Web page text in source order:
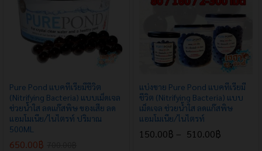
Pure Pond แบคทีเรียมีชีวิต
(Nitrifying Bacteria) แบบเม็ดเจล
ช่วยน้ำใส ลดแก๊สพิษ ของเสีย ลด
แอมโมเนีย/ไนไตรท์ ปริมาณ
500ML
650.00฿
แบ่งขาย Pure Pond แบคทีเรียมี
ชีวิต (Nitrifying Bacteria) แบบ
เม็ดเจล ช่วยน้ำใส ลดแก๊สพิษ
แอมโมเนีย/ไนไตรท์
150.00฿ – 510.00฿